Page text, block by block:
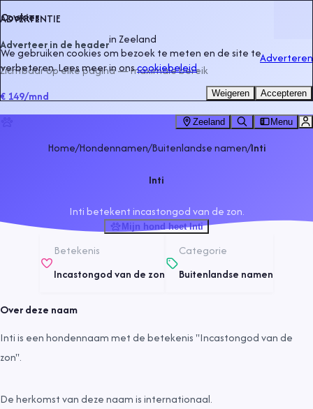
ADVERTENTIE
Adverteer in de headerinZeeland
Zichtbaar op elke pagina — maximale bereik
€ 149/mnd
Adverteren
Zeeland Menu
Home/Hondennamen/Buitenlandse namen/Inti
Inti
Inti betekent incastongod van de zon.
Mijn hond heet Inti
Betekenis
Incastongod van de zon
Categorie
Buitenlandse namen
Over deze naam
Inti is een hondennaam met de betekenis "Incastongod van de
zon".
De herkomst van deze naam isinternationaal.
Cookies
We gebruiken cookies om bezoek te meten en de site te
verbeteren. Lees meer in onscookiebeleid.
Weigeren Accepteren